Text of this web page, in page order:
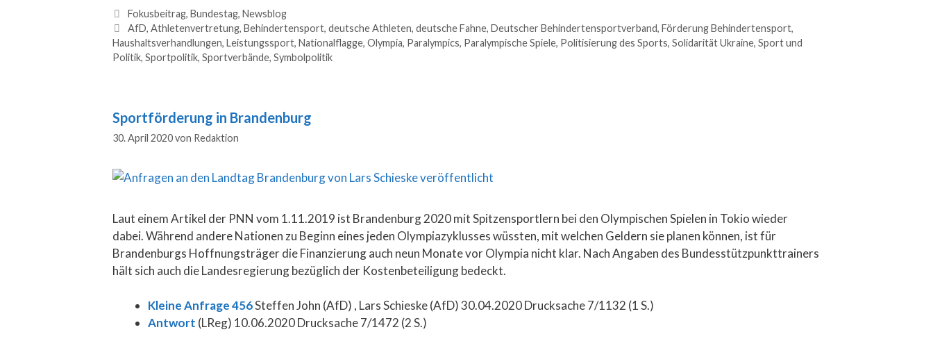
Fokusbeitrag, Bundestag, Newsblog
AfD, Athletenvertretung, Behindertensport, deutsche Athleten, deutsche Fahne, Deutscher Behindertensportverband, Förderung Behindertensport,
Haushaltsverhandlungen, Leistungssport, Nationalflagge, Olympia, Paralympics, Paralympische Spiele, Politisierung des Sports, Solidarität Ukraine, Sport und
Politik, Sportpolitik, Sportverbände, Symbolpolitik
Sportförderung in Brandenburg
30. April 2020von Redaktion
Laut einem Artikel der PNN vom 1.11.2019 ist Brandenburg 2020 mit Spitzensportlern bei den Olympischen Spielen in Tokio wieder
dabei. Während andere Nationen zu Beginn eines jeden Olympiazyklusses wüssten, mit welchen Geldern sie planen können, ist für
Brandenburgs Hoffnungsträger die Finanzierung auch neun Monate vor Olympia nicht klar. Nach Angaben des Bundesstützpunkttrainers
hält sich auch die Landesregierung bezüglich der Kostenbeteiligung bedeckt.
Kleine Anfrage 456Steffen John (AfD) , Lars Schieske (AfD) 30.04.2020 Drucksache 7/1132 (1 S.)
Antwort (LReg) 10.06.2020 Drucksache 7/1472 (2 S.)